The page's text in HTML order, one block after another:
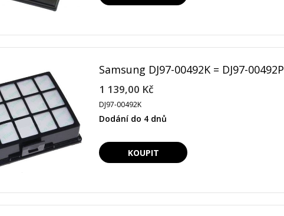
Samsung DJ97-00492K = DJ97-
1 139,00 Kč
DJ97-00492K
Dodání do 4 dnů